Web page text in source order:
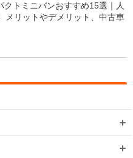
クトミニバンおすすめ15選｜人
メリットやデメリット、中古車